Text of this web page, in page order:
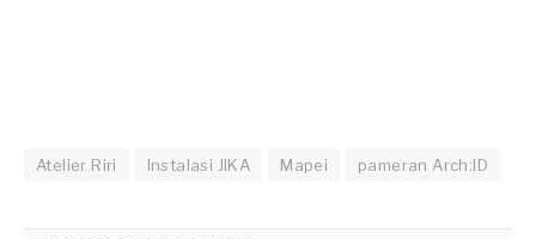
Atelier Riri Instalasi JIKA Mapei pameran Arch:ID